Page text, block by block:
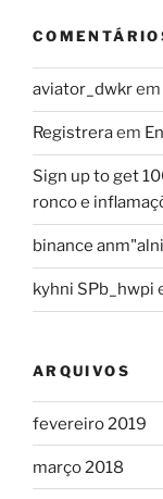
aviator_dwkrem
Registreraem
Sign up to get
ronco e
binance
kyhni SPb_hwpi
ARQUIVOS
fevereiro 2019
março 2018